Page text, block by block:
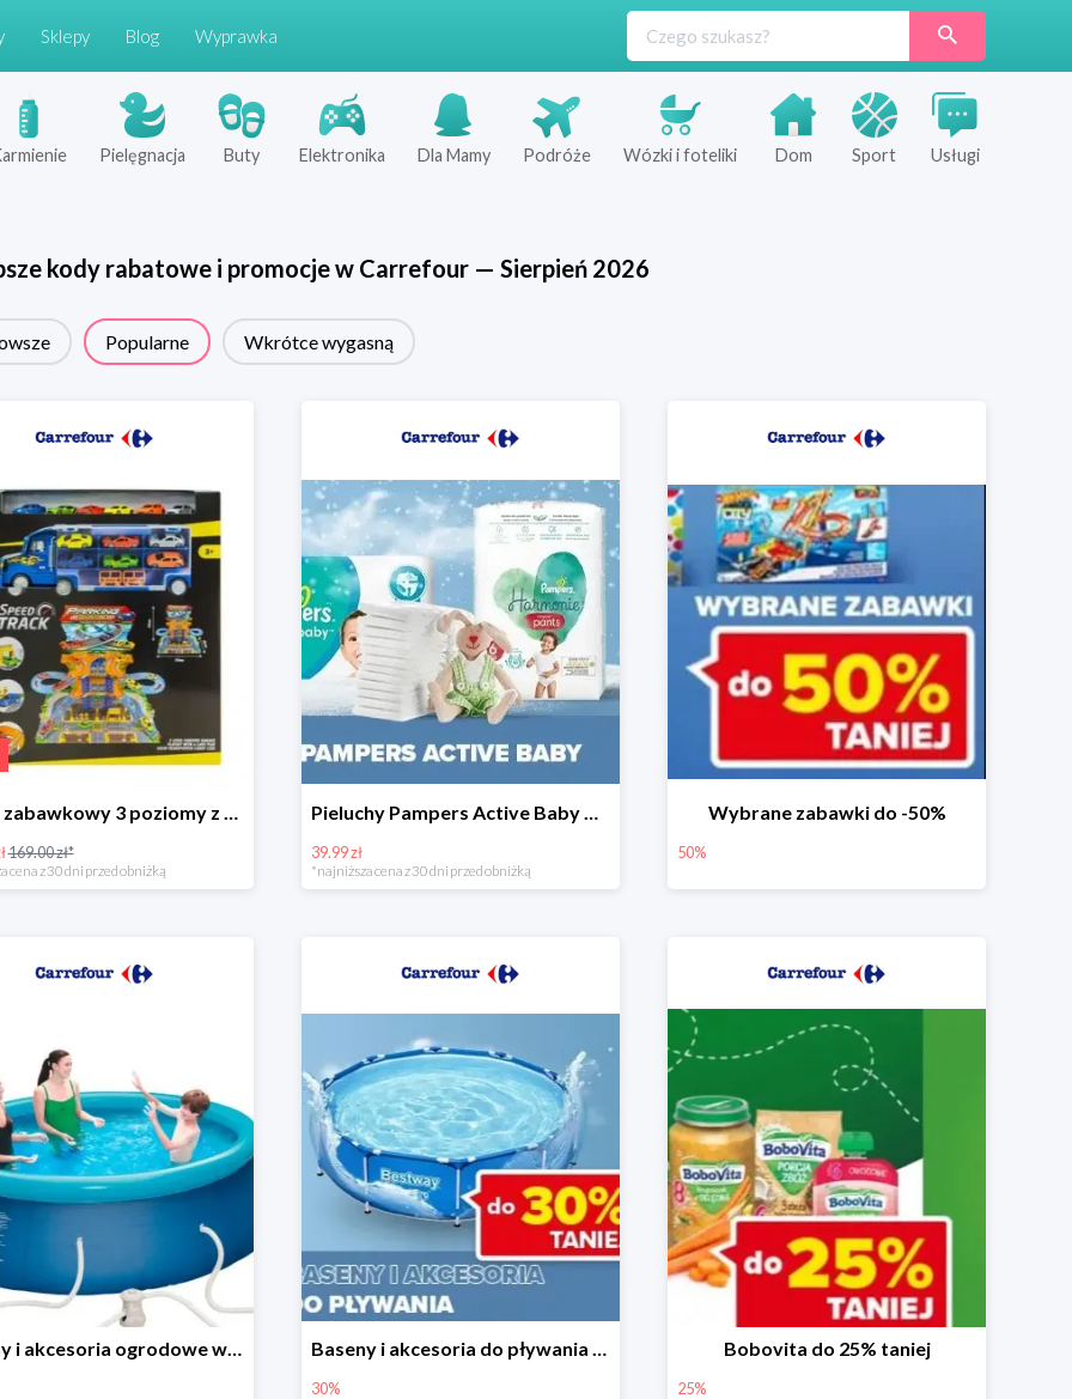
Sklepy Blog Wyprawka
Pielęgnacja Buty Elektronika Dla Mamy Podróże Wózki i foteliki Dom Sport Usługi
kody rabatowe i promocje w Carrefour— Sierpień 2026
Popularne Wkrótce wygasną
Garaż zabawkowy 3 poziomy z samochodzikami
169.00 zł*
cena z 30 dni przed obniżką
Pieluchy Pampers Active Baby od 39,99 zł
39.99 zł
*najniższa cena z 30 dni przed obniżką
Wybrane zabawki do -50%
50%
Baseny i akcesoria ogrodowe w Carrefour do -30% Baseny i akcesoria do pływania do -30%
30%
Bobovita do 25% taniej
25%